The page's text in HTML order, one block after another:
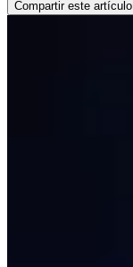
Compartir este artículo